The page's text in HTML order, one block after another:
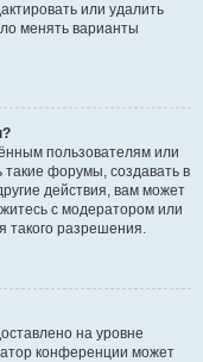
или удалить
менять варианты
пользователям или
форумы, создавать в
действия, вам может
с модератором или
такого разрешения.
на уровне
конференции может